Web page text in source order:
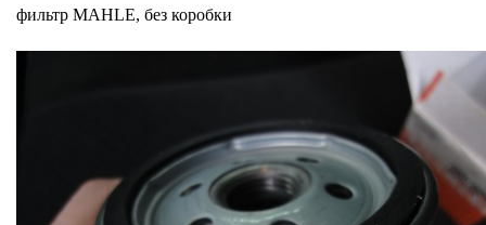
фильтр MAHLE, без коробки